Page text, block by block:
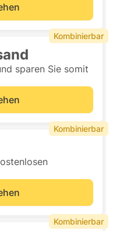
sparen Sie somit
Kombinierbar
Kombinierbar
Kombinierbar